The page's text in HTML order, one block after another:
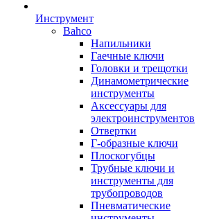
Инструмент
Bahco
Напильники
Гаечные ключи
Головки и трещотки
Динамометрические
инструменты
Аксессуары для
электроинструментов
Отвертки
Г-образные ключи
Плоскогубцы
Трубные ключи и
инструменты для
трубопроводов
Пневматические